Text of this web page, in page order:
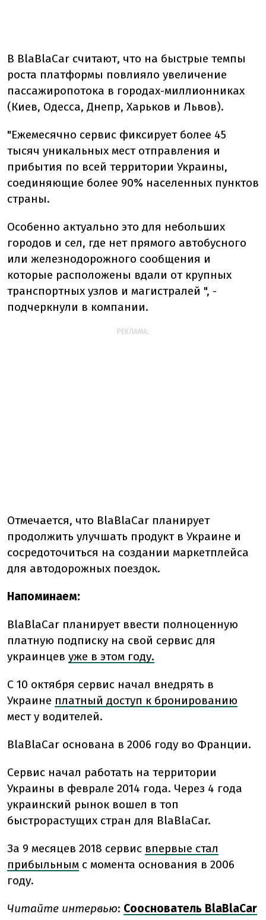
В BlaBlaCar считают, что на быстрые темпы
роста платформы повлияло увеличение
пассажиропотока в городах-миллионниках
(Киев, Одесса, Днепр, Харьков и Львов).
"Ежемесячно сервис фиксирует более 45
тысяч уникальных мест отправления и
прибытия по всей территории Украины,
соединяющие более 90% населенных пунктов
страны.
Особенно актуально это для небольших
городов и сел, где нет прямого автобусного
или железнодорожного сообщения и
которые расположены вдали от крупных
транспортных узлов и магистралей ", -
подчеркнули в компании.
РЕКЛАМА:
Отмечается, что BlaBlaCar планирует
продолжить улучшать продукт в Украине и
сосредоточиться на создании маркетплейса
для автодорожных поездок.
Напоминаем:
BlaBlaCar планирует ввести полноценную
платную подписку на свой сервис для
украинцев уже в этом году.
С 10 октября сервис начал внедрять в
Украине платный доступ к бронированию
мест у водителей.
BlaBlaCar основана в 2006 году во Франции.
Сервис начал работать на территории
Украины в феврале 2014 года. Через 4 года
украинский рынок вошел в топ
быстрорастущих стран для BlaBlaCar.
За 9 месяцев 2018 сервис впервые стал
прибыльным с момента основания в 2006
году.
Читайте интервью: Сооснователь BlaBlaCar